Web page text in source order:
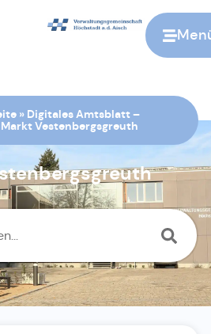
» Digitales Amtsblatt –
Markt Vestenbergsgreuth